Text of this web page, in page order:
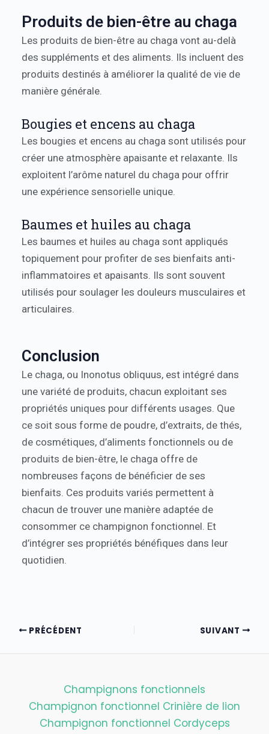
Produits de bien-être au chaga
Les produits de bien-être au chaga vont au-delà
des suppléments et des aliments. Ils incluent des
produits destinés à améliorer la qualité de vie de
manière générale.
Bougies et encens au chaga
Les bougies et encens au chaga sont utilisés pour
créer une atmosphère apaisante et relaxante. Ils
exploitent l’arôme naturel du chaga pour offrir
une expérience sensorielle unique.
Baumes et huiles au chaga
Les baumes et huiles au chaga sont appliqués
topiquement pour profiter de ses bienfaits anti-
inflammatoires et apaisants. Ils sont souvent
utilisés pour soulager les douleurs musculaires et
articulaires.
Conclusion
Le chaga, ou Inonotus obliquus, est intégré dans
une variété de produits, chacun exploitant ses
propriétés uniques pour différents usages. Que
ce soit sous forme de poudre, d’extraits, de thés,
de cosmétiques, d’aliments fonctionnels ou de
produits de bien-être, le chaga offre de
nombreuses façons de bénéficier de ses
bienfaits. Ces produits variés permettent à
chacun de trouver une manière adaptée de
consommer ce champignon fonctionnel. Et
d’intégrer ses propriétés bénéfiques dans leur
quotidien.
PRÉCÉDENT SUIVANT
Champignons fonctionnels
Champignon fonctionnel Crinière de lion
Champignon fonctionnel Cordyceps